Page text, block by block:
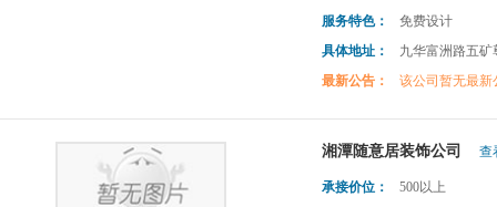
服务特色：
免费设计
具体地址：
九华富洲路五矿
最新公告：
该公司暂无最新
湘潭随意居装饰公司 查
承接价位：
500以上